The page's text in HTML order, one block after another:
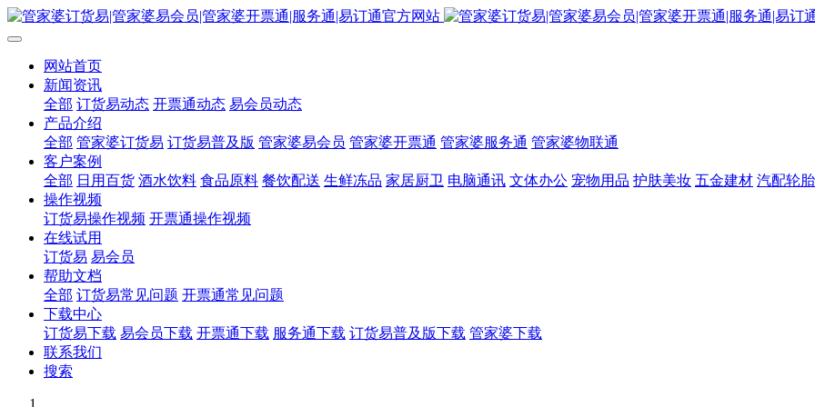
网站首页
新闻资讯
全部 订货易动态 开票通动态 易会员动态
产品介绍
全部 管家婆订货易 订货易普及版 管家婆易会员 管家婆开票通 管家婆服务通 管家婆物联通
客户案例
全部 日用百货 酒水饮料 食品原料 餐饮配送 生鲜冻品 家居厨卫 电脑通讯 文体办公 宠物用品 护肤美妆 五金建材 汽配轮胎
操作视频
订货易操作视频 开票通操作视频
在线试用
订货易 易会员
帮助文档
全部 订货易常见问题 开票通常见问题
下载中心
订货易下载 易会员下载 开票通下载 服务通下载 订货易普及版下载 管家婆下载
联系我们
搜索